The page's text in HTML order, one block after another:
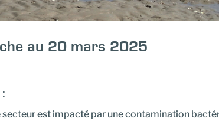
au 20 mars 2025
est impacté par une contamination